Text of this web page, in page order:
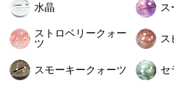
水晶 ス
ストロベリークォー
ツ
ス
スモーキークォーツ セ